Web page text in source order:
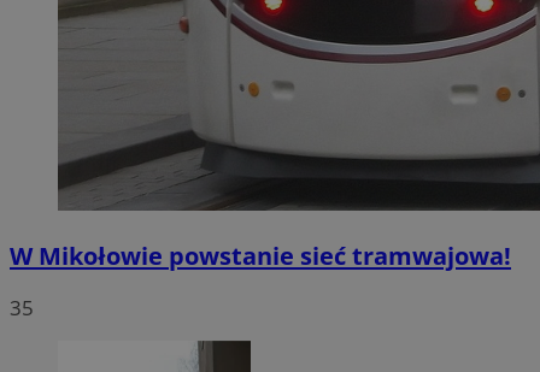
W Mikołowie powstanie sieć tramwajowa!
35